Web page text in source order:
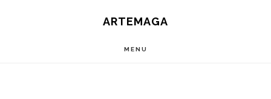
ARTEMAGA
MENU